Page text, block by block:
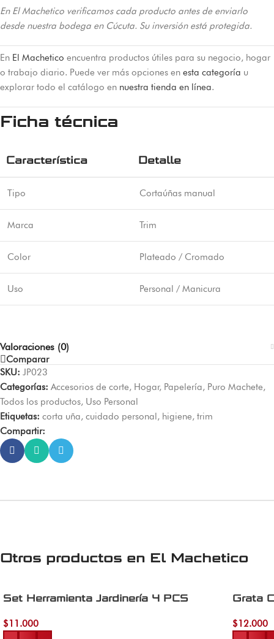
En El Machetico verificamos cada producto antes de enviarlo
desde nuestra bodega en Cúcuta. Su inversión está protegida.
En El Machetico encuentra productos útiles para su negocio, hogar
o trabajo diario. Puede ver más opciones en esta categoría u
explorar todo el catálogo en nuestra tienda en línea.
Ficha técnica
Característica Detalle
Tipo Cortaúñas manual
Marca Trim
Color Plateado / Cromado
Uso Personal / Manicura
Valoraciones (0)
Comparar
SKU: JP023
Categorías: Accesorios de corte, Hogar, Papelería, Puro Machete,
Todos los productos, Uso Personal
Etiquetas: corta uña, cuidado personal, higiene, trim
Compartir:
Otros productos en El Machetico
Set Herramienta Jardinería 4 PCS
$11.000
Añadir al carrito
Grata
$12.000
Añadir al